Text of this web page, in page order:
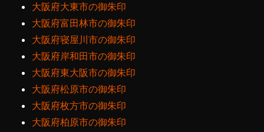
大阪府大東市の御朱印
大阪府富田林市の御朱印
大阪府寝屋川市の御朱印
大阪府岸和田市の御朱印
大阪府東大阪市の御朱印
大阪府松原市の御朱印
大阪府枚方市の御朱印
大阪府柏原市の御朱印